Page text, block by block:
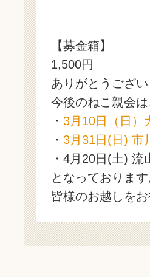
【募金箱】
1,500円
ありがとうござ
今後のねこ親会
・ 3月10日（日）
・ 3月31日(日) 市
・4月20日(土) 流
となっておりま
皆様のお越しを